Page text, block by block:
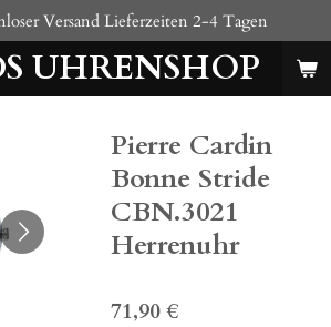
UHRENSHOP
Versand Lieferzeiten 2-4 Tagen
Pierre Cardin
Bonne Stride
CBN.3021
Herrenuhr
71,90 €